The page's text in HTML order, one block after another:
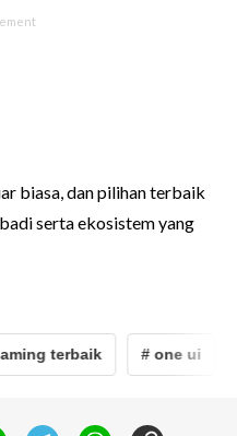
biasa, dan pilihan terbaik
serta ekosistem yang
terbaik # one ui